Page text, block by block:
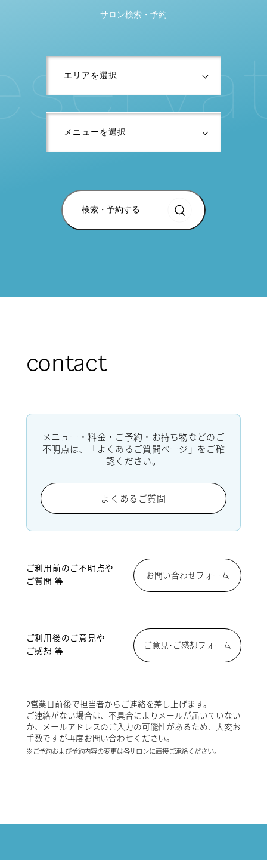
サロン検索・予約
検索・予約する
serva
contact
メニュー・料金・ご予約・お持ち物などのご
不明点は、「よくあるご質問ページ」をご確
認ください。
よくあるご質問
ご利用前のご不明点や
ご質問 等
お問い合わせフォーム
ご利用後のご意見や
ご感想 等
ご意見･ご感想フォーム
2営業日前後で担当者からご連絡を差し上げます。
ご連絡がない場合は、不具合によりメールが届いていない
か、メールアドレスのご入力の可能性があるため、大変お
手数ですが再度お問い合わせください。
※ご予約および予約内容の変更は各サロンに直接ご連絡ください。